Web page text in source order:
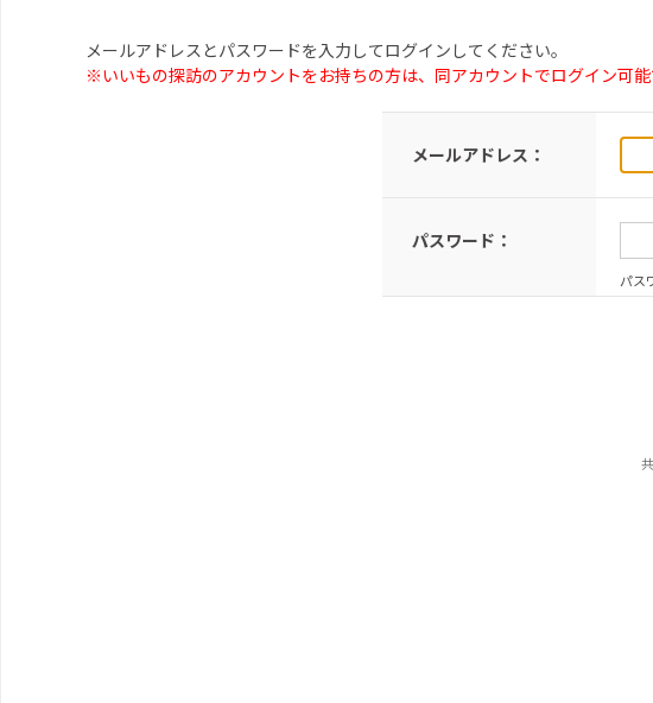
メールアドレスとパスワードを入力してログインしてください。
※いいもの探訪のアカウントをお持ちの方は、同アカウントでログイン可能
メールアドレス：
パスワード：
パス